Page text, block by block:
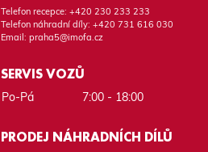
Telefon recepce: +420 230 233 233
Telefon náhradní díly: +420 731 616 030
Email: praha5@imofa.cz
SERVIS VOZŮ
Po-Pá 7:00 - 18:00
PRODEJ NÁHRADNÍCH DÍLŮ